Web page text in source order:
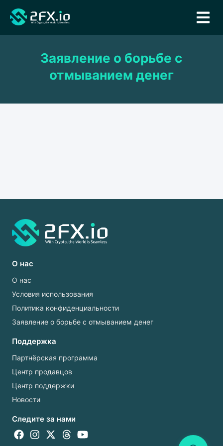
Заявление о борьбе с
отмыванием денег
О нас
О нас
Условия использования
Политика конфиденциальности
Заявление о борьбе с отмыванием денег
Поддержка
Партнёрская программа
Центр продавцов
Центр поддержки
Новости
Следите за нами